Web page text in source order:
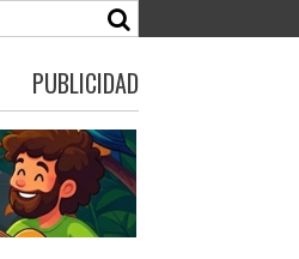
PUBLICIDAD